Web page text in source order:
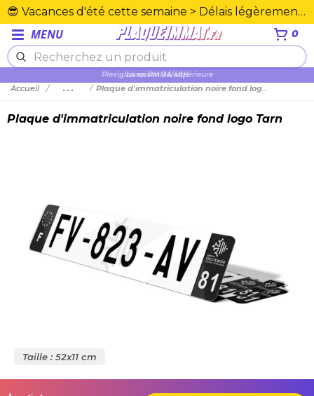
😎 Vacances d'été cette semaine > Délais légèrement rallongés. Merci☀️
MENU 0
Plexiglas en PMMA supérieure
Accueil ... Plaque d'immatriculation noire fond logo Tarn
Plaque d'immatriculation noire fond logo Tarn
Taille : 52x11 cm